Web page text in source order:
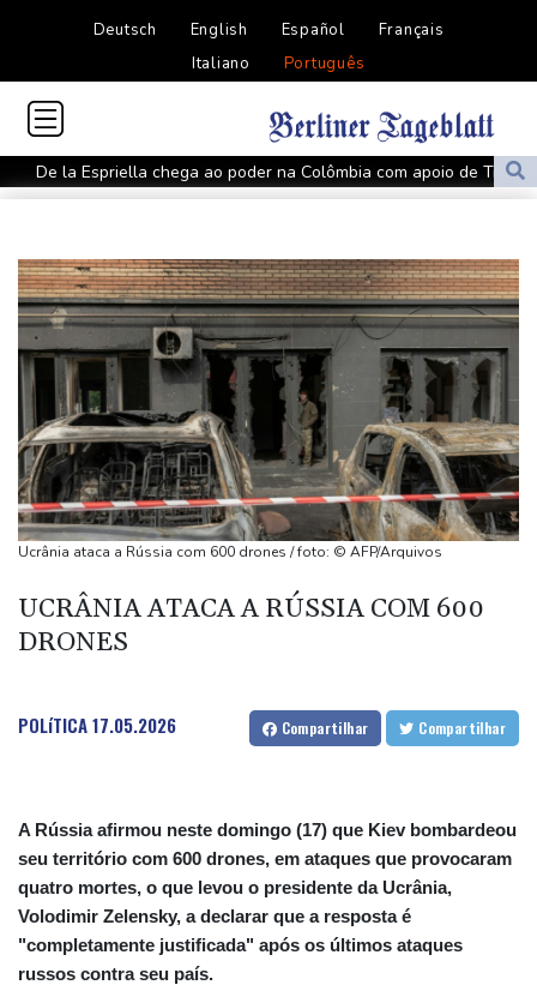
Deutsch English Español
Français
Italiano
Português
De la Espriella chega ao poder na Colômbia com apoio de Trump
na guerra contra o tráfico
padroeiro do pão e do trabalho
Europa se prepara para queda de geração de energia durante
eclipse
Luca Zidane deixa Granada e assina com Leganés
Rybakina derrota Li e vai às oitavas do WTA 1000 de Toronto
Rebeldes houthis continuam ofensiva no Iêmen com ataques em
região petrolífera
Rebeca Andrade tira nota mais alta do mundo no salto em 2026
Rússia nega estar por trás do drone com explosivos encontrado
De la Espriella: um milionário pró-Trump na Presidência da
Colômbia
Ucrânia ataca a Rússia com 600 drones / foto: © AFP/Arquivos
UCRÂNIA ATACA A RÚSSIA COM 600
DRONES
POLíTICA17.05.2026 Compartilhar Compartilhar
A Rússia afirmou neste domingo (17) que Kiev bombardeou
seu território com 600 drones, em ataques que provocaram
quatro mortes, o que levou o presidente da Ucrânia,
Volodimir Zelensky, a declarar que a resposta é
"completamente justificada" após os últimos ataques
russos contra seu país.